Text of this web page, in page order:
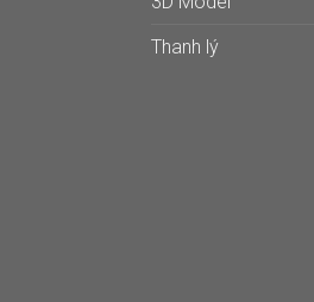
Thanh lý